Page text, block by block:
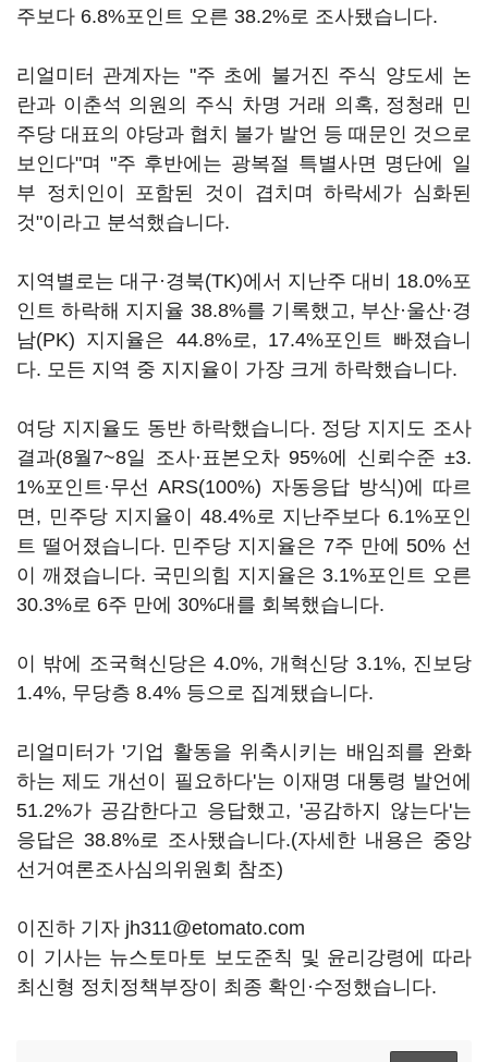
주보다 6.8%포인트 오른 38.2%로 조사됐습니다.
리얼미터 관계자는 "주 초에 불거진 주식 양도세 논
란과 이춘석 의원의 주식 차명 거래 의혹, 정청래 민
주당 대표의 야당과 협치 불가 발언 등 때문인 것으로
보인다"며 "주 후반에는 광복절 특별사면 명단에 일
부 정치인이 포함된 것이 겹치며 하락세가 심화된
것"이라고 분석했습니다.
지역별로는 대구·경북(TK)에서 지난주 대비 18.0%포
인트 하락해 지지율 38.8%를 기록했고, 부산·울산·경
남(PK) 지지율은 44.8%로, 17.4%포인트 빠졌습니
다. 모든 지역 중 지지율이 가장 크게 하락했습니다.
여당 지지율도 동반 하락했습니다. 정당 지지도 조사
결과(8월7~8일 조사·표본오차 95%에 신뢰수준 ±3.
1%포인트·무선 ARS(100%) 자동응답 방식)에 따르
면, 민주당 지지율이 48.4%로 지난주보다 6.1%포인
트 떨어졌습니다. 민주당 지지율은 7주 만에 50% 선
이 깨졌습니다. 국민의힘 지지율은 3.1%포인트 오른
30.3%로 6주 만에 30%대를 회복했습니다.
이 밖에 조국혁신당은 4.0%, 개혁신당 3.1%, 진보당
1.4%, 무당층 8.4% 등으로 집계됐습니다.
리얼미터가 '기업 활동을 위축시키는 배임죄를 완화
하는 제도 개선이 필요하다'는 이재명 대통령 발언에
51.2%가 공감한다고 응답했고, '공감하지 않는다'는
응답은 38.8%로 조사됐습니다.(자세한 내용은 중앙
선거여론조사심의위원회 참조)
이진하 기자 jh311@etomato.com
이 기사는 뉴스토마토 보도준칙 및 윤리강령에 따라
최신형 정치정책부장이 최종 확인·수정했습니다.